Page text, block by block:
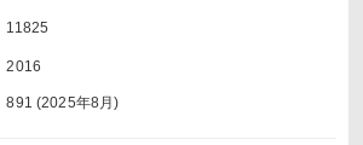
11825
2016
891 (2025年8月)